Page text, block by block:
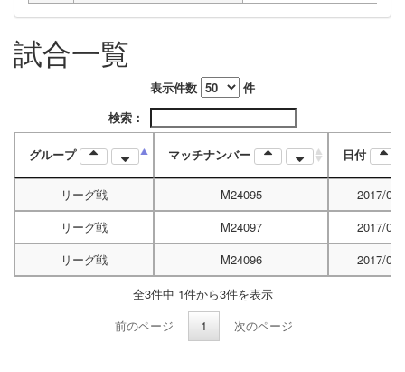
試合一覧
表示件数
件
検索：
グループ マッチナンバー 日付
リーグ戦 M24095
2017/05/
リーグ戦
M24097
2017/05/
リーグ戦
M24096
2017/05/
全3件中 1件から3件を表示
前のページ
1 次のページ